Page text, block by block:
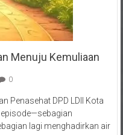
Menuju Kemuliaan
lagi menghadirkan air